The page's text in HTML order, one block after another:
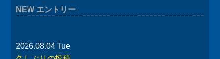
NEW エントリー
2026.08.04 Tue